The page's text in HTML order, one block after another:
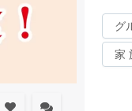
グ
家